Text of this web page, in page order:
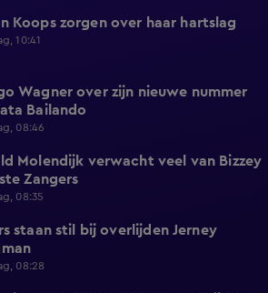
Koops zorgen over haar hartslag
10:41
Wagner over zijn nieuwe nummer
Bailando
08:46
Molendijk verwacht veel van Bizzey
Zangers
08:35
staan stil bij overlijden Jerney
08:28